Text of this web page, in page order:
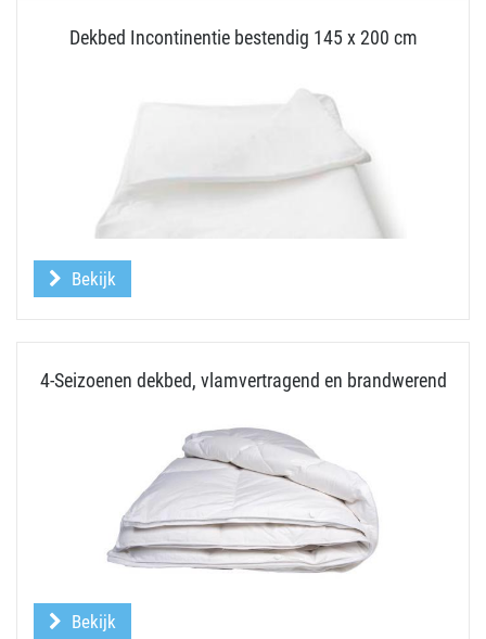
Dekbed Incontinentie bestendig 145 x 200 cm
Bekijk
4-Seizoenen dekbed, vlamvertragend en brandwerend
Bekijk